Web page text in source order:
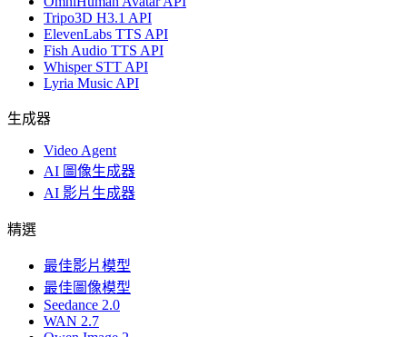
Tripo3D H3.1 API
ElevenLabs TTS API
Fish Audio TTS API
Whisper STT API
Lyria Music API
生成器
Video Agent
AI 圖像生成器
AI 影片生成器
精選
最佳影片模型
最佳圖像模型
Seedance 2.0
WAN 2.7